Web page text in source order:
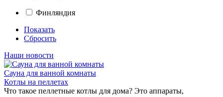
Финляндия
Показать
Сбросить
Наши новости
Сауна для ванной комнаты
Котлы на пеллетах
Что такое пеллетные котлы для дома? Это аппараты,